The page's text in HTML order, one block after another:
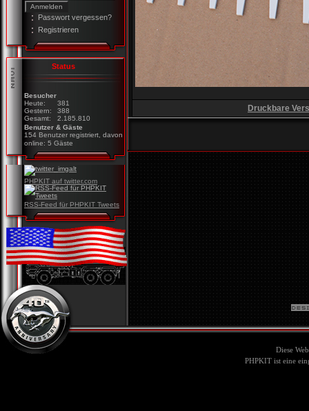
Passwort vergessen?
Registrieren
Status
Besucher
Heute:
381
Gestern:
388
Gesamt:
2.185.810
Benutzer & Gäste
154 Benutzer registriert, davon
online: 5 Gäste
PHPKIT auf twitter.com
RSS-Feed für PHPKIT Tweets
Druckbare
Diese
PHPKIT ist eine